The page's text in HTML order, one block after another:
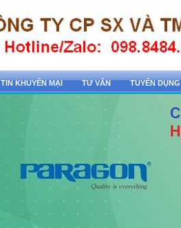
TIN KHUYẾN MẠI TƯ VẤN TUYỂN DỤNG